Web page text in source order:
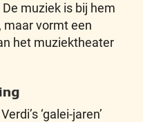
muziek is bij hem
maar vormt een
het muziektheater
‘galei-jaren’